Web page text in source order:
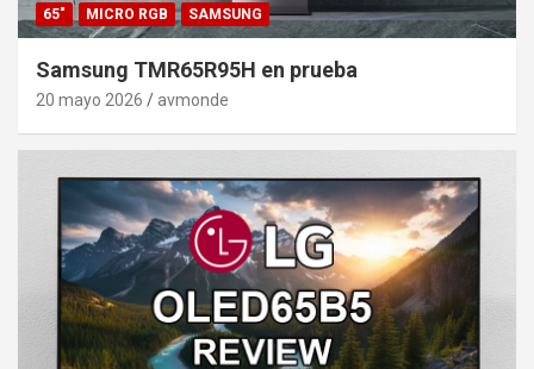
65" MICRO RGB SAMSUNG
Samsung TMR65R95H en prueba
20 mayo 2026 avmonde